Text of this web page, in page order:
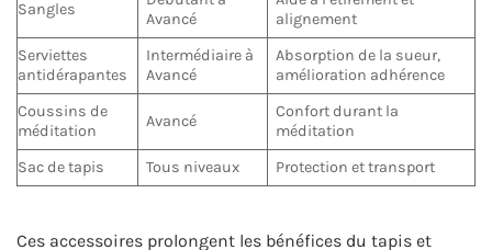
Sangles
Avancé
alignement
Serviettes
antidérapantes
Intermédiaire à
Avancé
Absorption de la sueur,
amélioration adhérence
Coussins de
méditation
Avancé
Confort durant la
méditation
Sac de tapis
Tous niveaux Protection et transport
Ces accessoires prolongent les bénéfices du tapis et